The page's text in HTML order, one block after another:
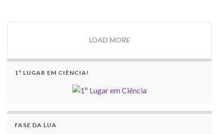
LOAD MORE
1º LUGAR EM CIÊNCIA!
FASE DA LUA